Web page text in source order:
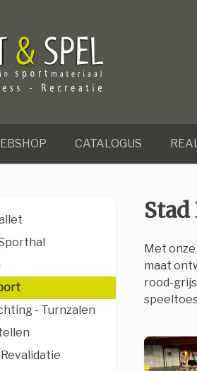
CATALOGUS
- Turnzalen
Met onze
maat
rood-